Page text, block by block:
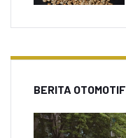
BERITA OTOMOTIF